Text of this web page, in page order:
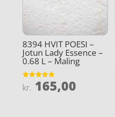
8394 HVIT POESI –
Jotun Lady Essence –
0.68 L – Maling
Vurderet
4.9
kr. 165,00